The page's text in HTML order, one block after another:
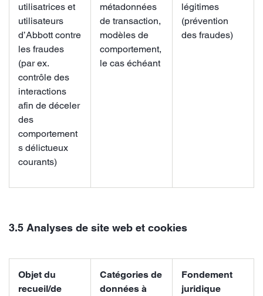
utilisatrices et
utilisateurs
d’Abbott contre
les fraudes
(par ex.
contrôle des
interactions
afin de déceler
des
comportement
s délictueux
courants)
métadonnées
de transaction,
modèles de
comportement,
le cas échéant
légitimes
(prévention
des fraudes)
3.5 Analyses de site web et cookies
Objet du
recueil/de
Catégories de
données à
Fondement
juridique